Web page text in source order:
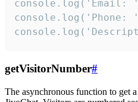
console.log('Email:
console.log('Phone:
getVisitorNumber#
The asynchronous function to get